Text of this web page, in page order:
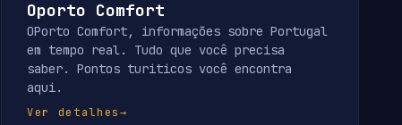
Oporto Comfort
OPorto Comfort, informações sobre Portugal
em tempo real. Tudo que você precisa
saber. Pontos turiticos você encontra
aqui.
Ver detalhes→